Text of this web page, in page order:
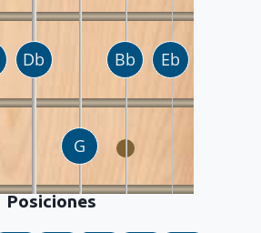
Posiciones